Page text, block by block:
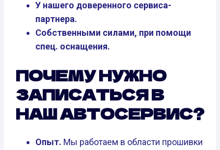
У нашего доверенного сервиса-
партнера.
Собственными силами, при помощи
спец. оснащения.
ПОЧЕМУ НУЖНО
ЗАПИСАТЬСЯ В
НАШ АВТОСЕРВИС?
Опыт. Мы работаем в области прошивки